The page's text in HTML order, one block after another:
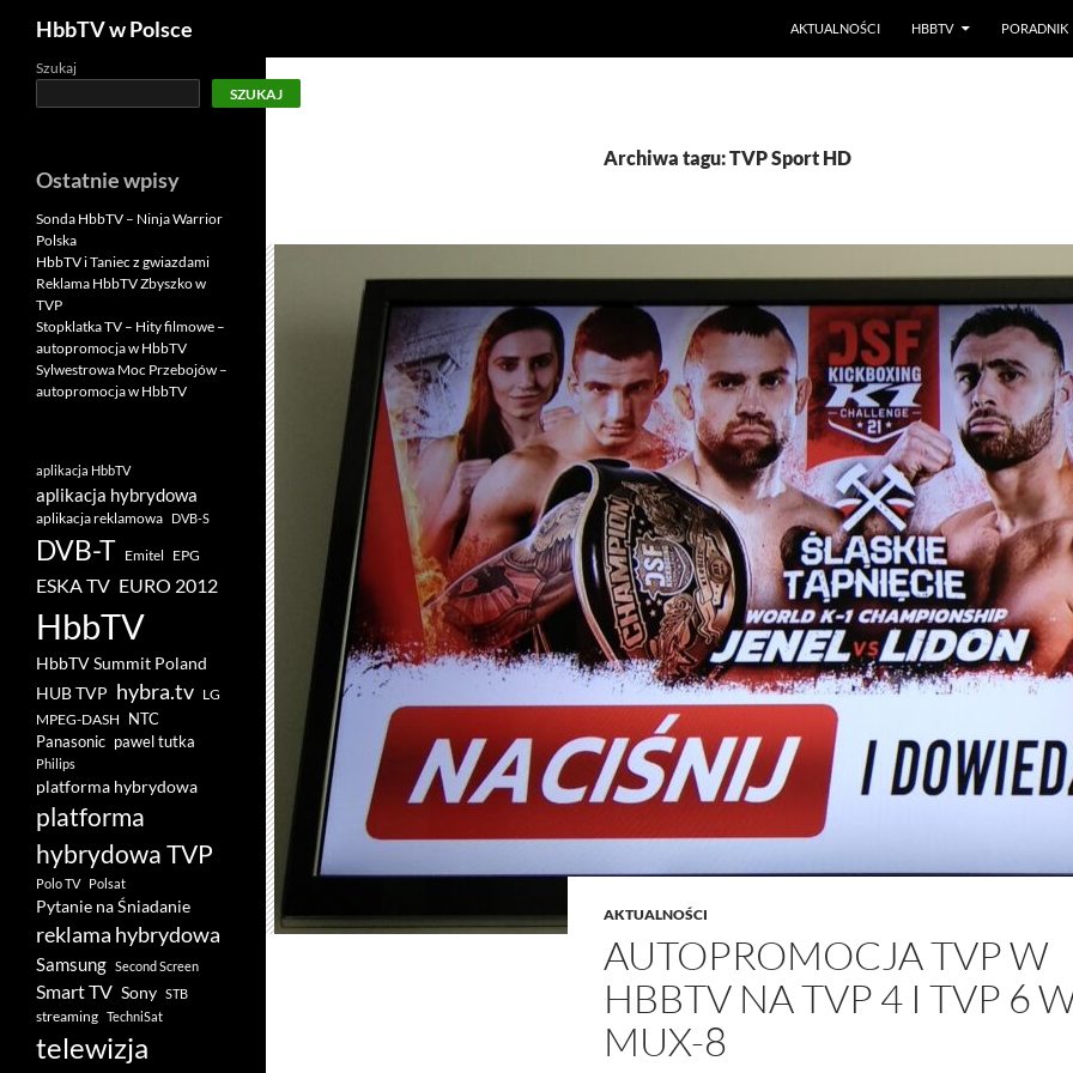
HbbTV w Polsce
AKTUALNOŚCI
HBBTV PORADNIK
Archiwa tagu: TVP Sport HD
AKTUALNOŚCI
AUTOPROMOCJA TVP W
HBBTV NA TVP 4 I TVP 6
MUX-8
Szukaj
SZUKAJ
Ostatnie wpisy
Sonda HbbTV – Ninja Warrior
Polska
HbbTV i Taniec z gwiazdami
Reklama HbbTV Zbyszko w
TVP
Stopklatka TV – Hity filmowe –
autopromocja w HbbTV
Sylwestrowa Moc Przebojów –
autopromocja w HbbTV
aplikacja HbbTV
aplikacja hybrydowa
aplikacja reklamowa DVB-S
DVB-T Emitel EPG
ESKA TV EURO 2012
HbbTV
HbbTV Summit Poland
HUB TVP hybra.tv LG
MPEG-DASH NTC
Panasonic pawel tutka
Philips
platforma hybrydowa
platforma
hybrydowa TVP
Polo TV Polsat
Pytanie na Śniadanie
reklama hybrydowa
Samsung Second Screen
Smart TV Sony STB
streaming TechniSat
telewizja